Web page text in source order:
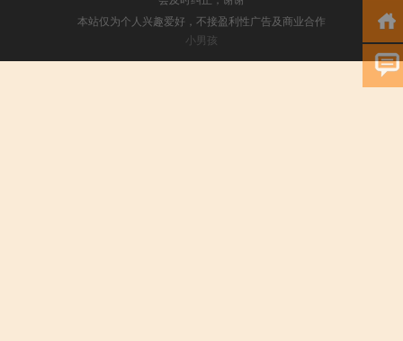
本站仅为个人兴趣爱好，不接盈利性广告及商业合作
小男孩